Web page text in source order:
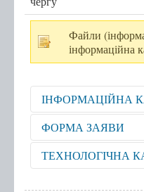
е-Ветеран
Послуги за
Послуги за
Перелік всіх
Державні послуги
Запис на прийом
Файли
інформаційна
ІНФОРМАЦІЙНА
Відкрити для
ФОРМА ЗАЯВИ
Відкрити для
ТЕХНОЛОГІЧНА